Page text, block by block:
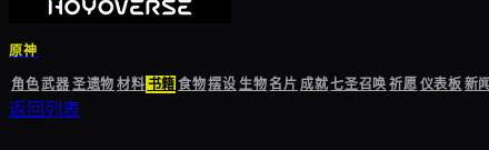
原神
角色武器圣遗物材料书籍食物摆设生物名片成就七圣召唤祈愿仪表板新闻
返回列表